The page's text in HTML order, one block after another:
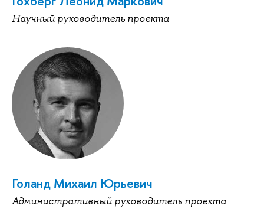
Научный руководитель проекта
Голанд Михаил Юрьевич
Административный руководитель проекта